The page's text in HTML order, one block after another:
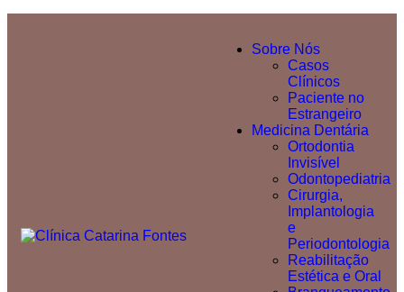
Sobre Nós
Casos
Clínicos
Paciente no
Estrangeiro
Medicina Dentária
Ortodontia
Invisível
Odontopediatria
Cirurgia,
Implantologia
e
Periodontologia
Reabilitação
Estética e Oral